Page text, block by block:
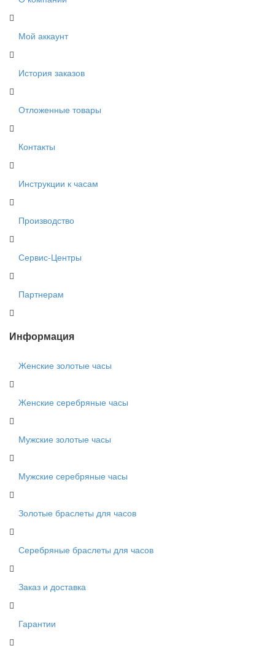
Мой аккаунт
История заказов
Отложенные товары
Контакты
Инструкции к часам
Производство
Сервис-Центры
Партнерам
Информация
Женские золотые часы
Женские серебряные часы
Мужские золотые часы
Мужские серебряные часы
Золотые браслеты для часов
Серебряные браслеты для часов
Заказ и доставка
Гарантии